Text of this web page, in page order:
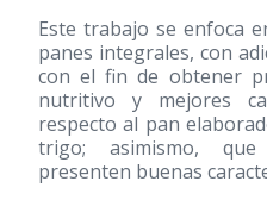
Este trabajo se enfoca
panes integrales, con
con el fin de obtener
nutritivo y mejores
respecto al pan
trigo; asimismo,
presenten buenas